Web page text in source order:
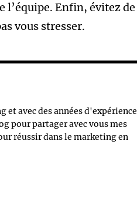
l’équipe. Enfin, évitez de
vous stresser.
et avec des années d'expérience
pour partager avec vous mes
réussir dans le marketing en